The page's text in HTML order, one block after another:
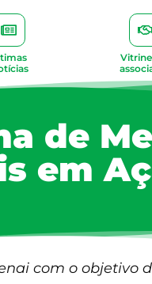
de
em
com o objetivo